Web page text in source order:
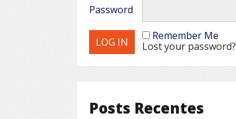
Password
Remember Me
Lost your password?
Posts Recentes